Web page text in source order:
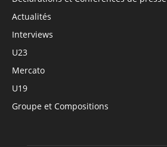
Actualités
Interviews
U23
Mercato
U19
Groupe et Compositions